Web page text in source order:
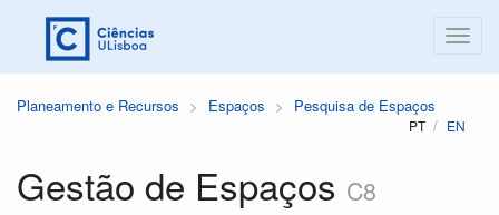
Planeamento e Recursos Espaços Pesquisa de Espaços
PT EN
Gestão de Espaços C8